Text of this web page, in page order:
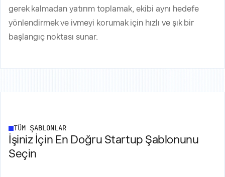
gerek kalmadan yatırım toplamak, ekibi aynı hedefe
yönlendirmek ve ivmeyi korumak için hızlı ve şık bir
başlangıç noktası sunar.
TÜM ŞABLONLAR
İşiniz İçin En Doğru Startup Şablonunu
Seçin